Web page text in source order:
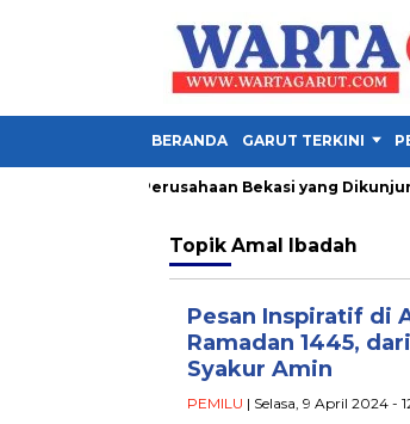
BERANDA GARUT TERKINI
1 Garut, Ini 3 Perusahaan Bekasi yang Dikunjungi
Topik Amal Ibadah
Pesan Inspiratif di
Ramadan 1445,
Syakur Amin
PEMILU | Selasa, 9 April 2024 -